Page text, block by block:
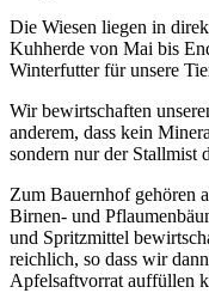
Die Wiesen liegen in
Kuhherde von Mai bis
Winterfutter für unsere
Wir bewirtschaften
anderem, dass kein
sondern nur der Stallmist
Zum Bauernhof gehören
Birnen- und
und Spritzmittel
reichlich, so dass wir
Apfelsaftvorrat auffüllen